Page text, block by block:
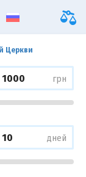
Церкви
грн
дней